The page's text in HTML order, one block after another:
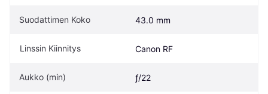
Suodattimen Koko 43.0 mm
Linssin Kiinnitys Canon RF
Aukko (min) ƒ/22